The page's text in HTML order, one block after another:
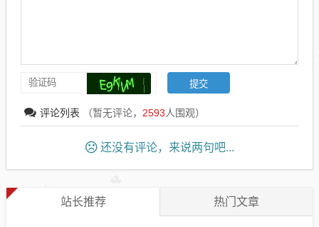
评论列表 （暂无评论， 2593人围观）
还没有评论，来说两句吧...
站长推荐 热门文章